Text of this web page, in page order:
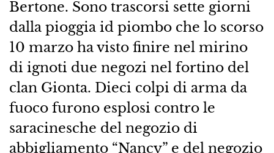
Bertone. Sono trascorsi sette giorni
dalla pioggia id piombo che lo scorso
10 marzo ha visto finire nel mirino
di ignoti due negozi nel fortino del
clan Gionta. Dieci colpi di arma da
fuoco furono esplosi contro le
saracinesche del negozio di
abbigliamento “Nancy” e del negozio